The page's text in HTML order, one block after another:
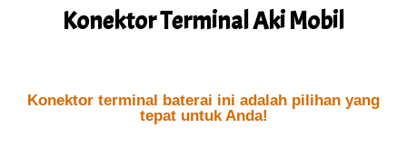
Konektor Terminal Aki Mobil
Konektor terminal baterai ini adalah pilihan yang
tepat untuk Anda!